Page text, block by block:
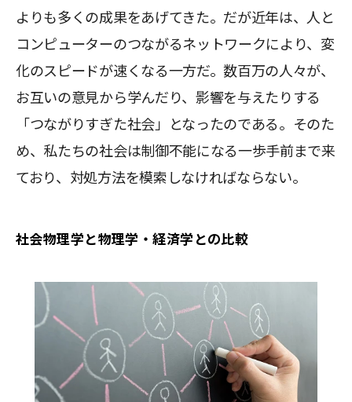
よりも多くの成果をあげてきた。だが近年は、人と
コンピューターのつながるネットワークにより、変
化のスピードが速くなる一方だ。数百万の人々が、
お互いの意見から学んだり、影響を与えたりする
「つながりすぎた社会」となったのである。そのた
め、私たちの社会は制御不能になる一歩手前まで来
ており、対処方法を模索しなければならない。
社会物理学と物理学・経済学との比較